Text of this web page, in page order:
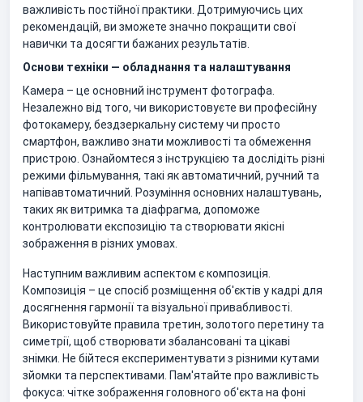
важливість постійної практики. Дотримуючись цих
рекомендацій, ви зможете значно покращити свої
навички та досягти бажаних результатів.
Основи техніки — обладнання та налаштування
Камера – це основний інструмент фотографа.
Незалежно від того, чи використовуєте ви професійну
фотокамеру, бездзеркальну систему чи просто
смартфон, важливо знати можливості та обмеження
пристрою. Ознайомтеся з інструкцією та дослідіть різні
режими фільмування, такі як автоматичний, ручний та
напівавтоматичний. Розуміння основних налаштувань,
таких як витримка та діафрагма, допоможе
контролювати експозицію та створювати якісні
зображення в різних умовах.
Наступним важливим аспектом є композиція.
Композиція – це спосіб розміщення об'єктів у кадрі для
досягнення гармонії та візуальної привабливості.
Використовуйте правила третин, золотого перетину та
симетрії, щоб створювати збалансовані та цікаві
знімки. Не бійтеся експериментувати з різними кутами
зйомки та перспективами. Пам'ятайте про важливість
фокуса: чітке зображення головного об'єкта на фоні